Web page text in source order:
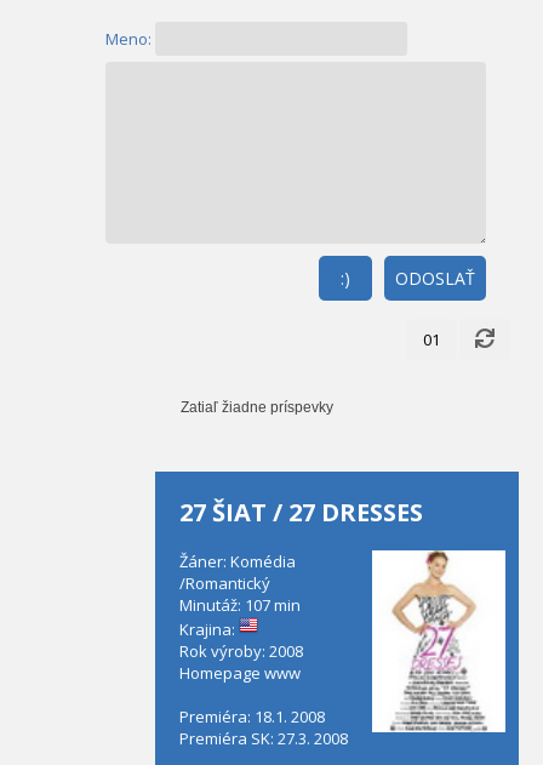
Meno:
ODOSLAŤ
:)
01
Zatiaľ žiadne príspevky
27 ŠIAT / 27 DRESSES
Žáner: Komédia
/Romantický
Minutáž: 107 min
Krajina:
Rok výroby: 2008
Homepage www
Premiéra: 18.1. 2008
Premiéra SK: 27.3. 2008